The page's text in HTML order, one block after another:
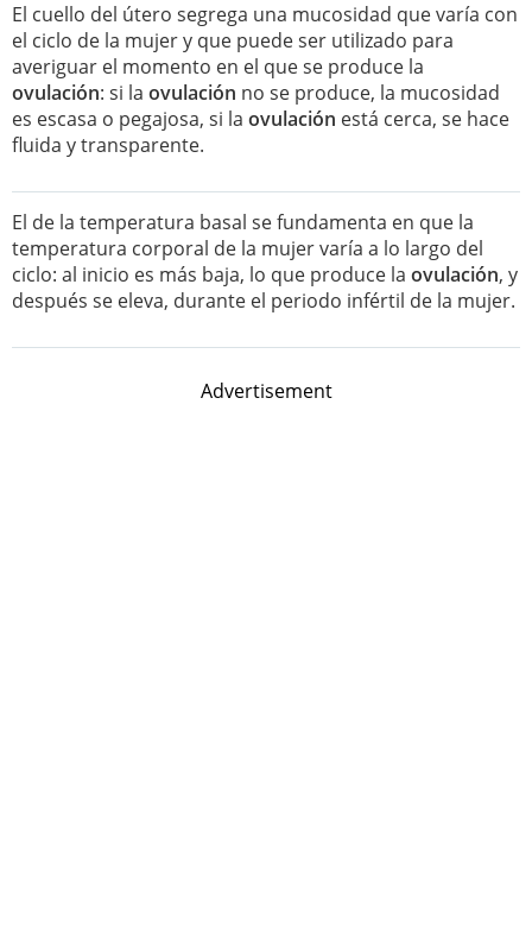
El cuello del útero segrega una mucosidad que varía con
el ciclo de la mujer y que puede ser utilizado para
averiguar el momento en el que se produce la
ovulación: si la ovulación no se produce, la mucosidad
es escasa o pegajosa, si la ovulación está cerca, se hace
fluida y transparente.
El de la temperatura basal se fundamenta en que la
temperatura corporal de la mujer varía a lo largo del
ciclo: al inicio es más baja, lo que produce la ovulación, y
después se eleva, durante el periodo infértil de la mujer.
Advertisement